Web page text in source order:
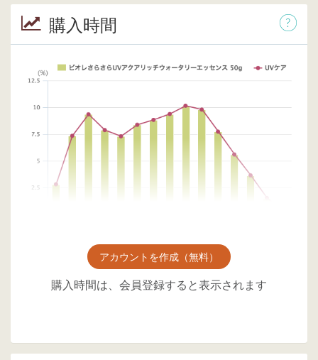
購入時間
アカウントを作成（無料）
購入時間は、会員登録すると表示されます